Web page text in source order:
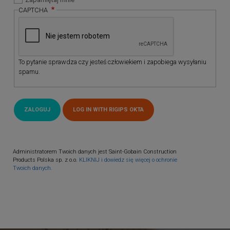
CAPTCHA
To pytanie sprawdza czy jesteś człowiekiem i zapobiega wysyłaniu
spamu.
Administratorem Twoich danych jest Saint-Gobain Construction
Products Polska sp. z o.o. KLIKNIJ i dowiedz się więcej o ochronie
Twoich danych.